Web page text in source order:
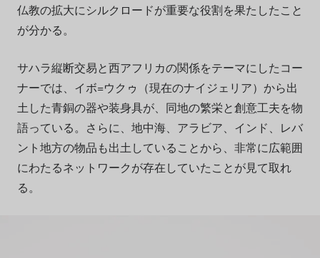
仏教の拡大にシルクロードが重要な役割を果たしたこと
が分かる。
サハラ縦断交易と西アフリカの関係をテーマにしたコー
ナーでは、イボ=ウクゥ（現在のナイジェリア）から出
土した青銅の器や装身具が、同地の繁栄と創意工夫を物
語っている。さらに、地中海、アラビア、インド、レバ
ント地方の物品も出土していることから、非常に広範囲
にわたるネットワークが存在していたことが見て取れ
る。